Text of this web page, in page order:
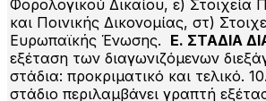
Φορολογικού Δικαίου, ε) Στοιχεία
και Ποινικής Δικονομίας, στ)
Ευρωπαϊκής Ένωσης. Ε. ΣΤΑΔΙΑ
εξέταση των διαγωνιζόμενων
στάδια: προκριματικό και τελικό.
στάδιο περιλαμβάνει γραπτή